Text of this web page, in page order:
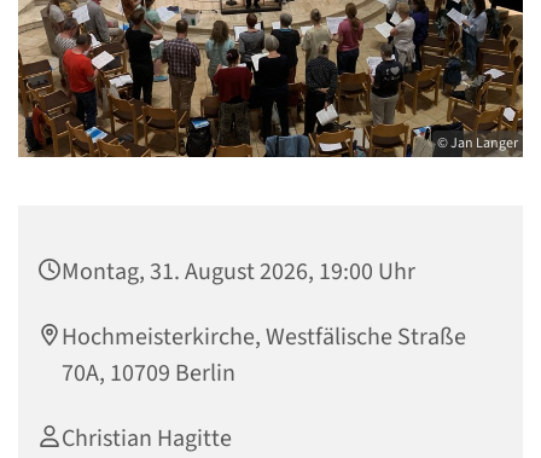
© Jan Langer
Montag, 31. August 2026, 19:00 Uhr
Hochmeisterkirche, Westfälische Straße
70A, 10709 Berlin
Christian Hagitte